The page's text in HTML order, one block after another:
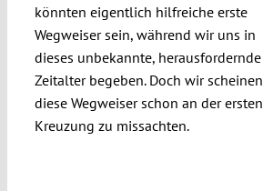
könnten eigentlich hilfreiche erste
Wegweiser sein, während wir uns in
dieses unbekannte, herausfordernde
Zeitalter begeben. Doch wir scheinen
diese Wegweiser schon an der ersten
Kreuzung zu missachten.